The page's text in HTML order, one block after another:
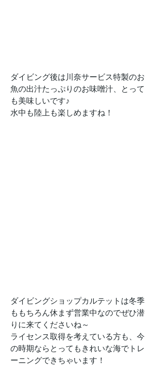
ダイビング後は川奈サービス特製のお
魚の出汁たっぷりのお味噌汁、とって
も美味しいです♪
水中も陸上も楽しめますね！
ダイビングショップカルテットは冬季
ももちろん休まず営業中なのでぜひ潜
りに来てくださいね～
ライセンス取得を考えている方も、今
の時期ならとってもきれいな海でトレ
ーニングできちゃいます！